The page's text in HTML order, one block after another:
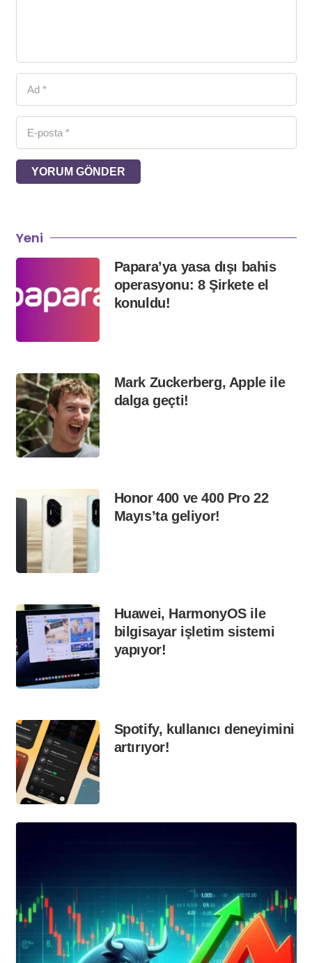
YORUM GÖNDER
Yeni
Papara’ya yasa dışı bahis
operasyonu: 8 Şirkete el
konuldu!
Mark Zuckerberg, Apple ile
dalga geçti!
Honor 400 ve 400 Pro 22
Mayıs’ta geliyor!
Huawei, HarmonyOS ile
bilgisayar işletim sistemi
yapıyor!
Spotify, kullanıcı deneyimini
artırıyor!